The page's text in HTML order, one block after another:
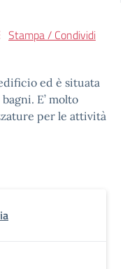
Stampa / Condividi
ed è situata
E’ molto
per le attività